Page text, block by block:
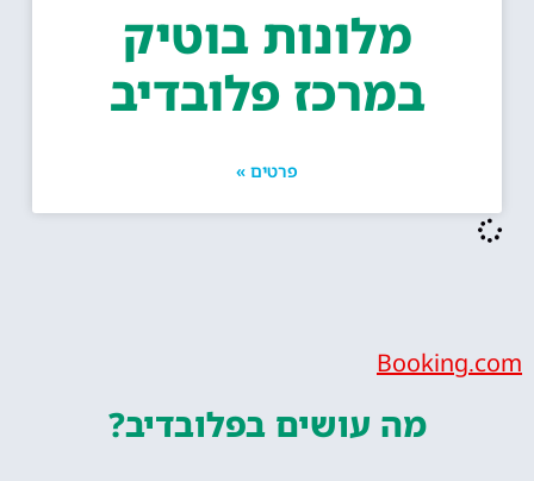
מלונות בוטיק
במרכז פלובדיב
מה עושים בפלובדיב?